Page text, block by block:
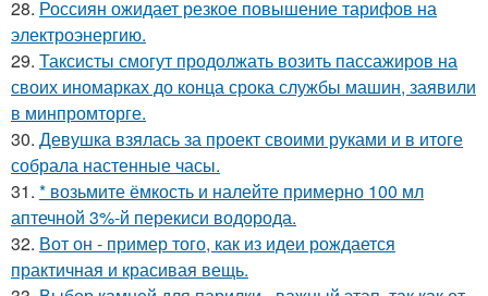
28. Россиян ожидает резкое повышение тарифов на
электроэнергию.
29. Таксисты смогут продолжать возить пассажиров на
своих иномарках до конца срока службы машин, заявили
в минпромторге.
30. Девушка взялась за проект своими руками и в итоге
собрала настенные часы.
31. * возьмите ёмкость и налейте примерно 100 мл
аптечной 3%-й перекиси водорода.
32. Вот он - пример того, как из идеи рождается
практичная и красивая вещь.